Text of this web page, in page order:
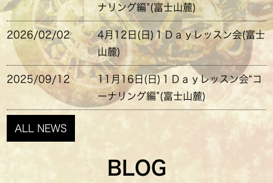
ナリング編”(富士山麓)
2026/02/02
4月12日(日)１Ｄａｙレッスン会(富士
山麓)
2025/09/12
11月16日(日)１Ｄａｙレッスン会“コ
ーナリング編”(富士山麓)
ALL NEWS
BLOG